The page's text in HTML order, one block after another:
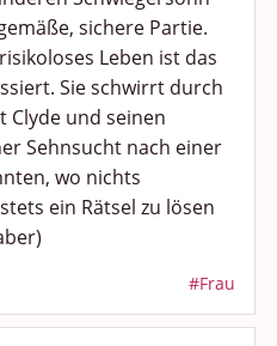
sichere Partie.
Leben ist das
Sie schwirrt durch
Clyde und seinen
Sehnsucht nach einer
wo nichts
ein Rätsel zu lösen
#Frau